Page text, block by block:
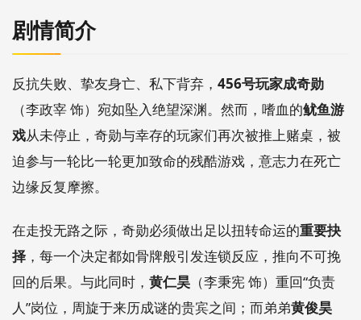
剧情简介
反抗失败、挚友身亡、私下背弃， 456号玩家成奇勋
（李政宰 饰）宛如坠入绝望深渊。然而，嗜血的鱿鱼游
戏从未停止，奇勋与幸存的玩家们再次被推上赌桌，被
迫参与一轮比一轮更加致命的残酷游戏，意志力在死亡
边缘反复摩擦。
在走投无路之际，奇勋必须做出足以扭转命运的重要抉
择 ，每一个决定都如骨牌般引发连锁反应，推向不可挽
回的后果。与此同时， 黄仁昊 （李秉宪 饰）重回“负责
人”岗位，周旋于来历成谜的贵宾之间；而弟弟黄俊昊